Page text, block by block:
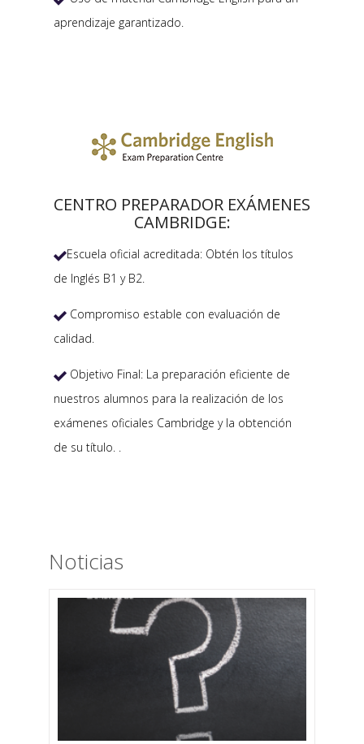
aprendizaje garantizado.
CENTRO PREPARADOR EXÁMENES
CAMBRIDGE:
Escuela oficial acreditada: Obtén los títulos
de Inglés B1 y B2.
 Compromiso estable con evaluación de
calidad.
 Objetivo Final: La preparación eficiente de
nuestros alumnos para la realización de los
exámenes oficiales Cambridge y la obtención
de su título. .
Noticias